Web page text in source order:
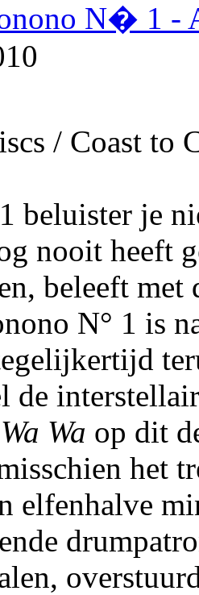
N� 1 -
/ Coast to
beluister je
nooit heeft
beleeft
N° 1 is
de
Wa op dit
het
elfenhalve